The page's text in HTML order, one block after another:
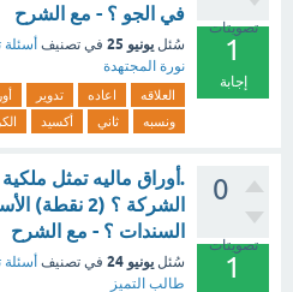
تصويتات
1
إجابة
في الجو ؟ - مع الشرح
سُئل يونيو 25 في تصنيف أسئلة
نورة المجتهدة
العلاقه اعاده تدوير
ونسبه
ثاني أكسيد
0
تصويتات
1
.أوراق ماليه تمثل
الشركة ؟ (2 نقطة)
السندات ؟ - مع الشرح
سُئل يونيو 24 في تصنيف أسئلة
طالب التميز